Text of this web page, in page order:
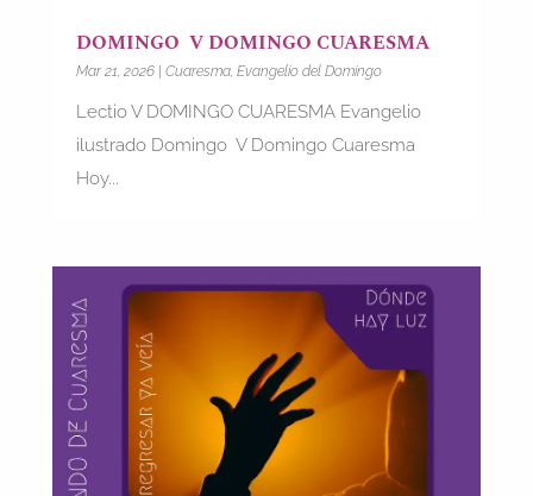
DOMINGO V DOMINGO CUARESMA
Mar 21, 2026| Cuaresma, Evangelio del Domingo
Lectio V DOMINGO CUARESMA Evangelio
ilustrado Domingo V Domingo Cuaresma
Hoy...